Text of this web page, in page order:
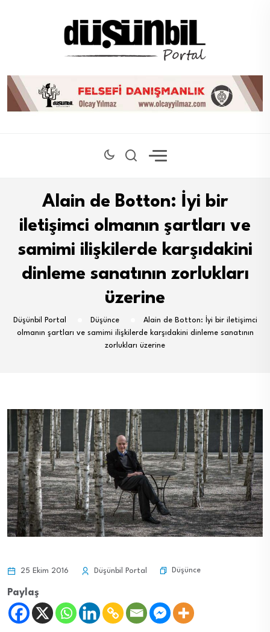
Alain de Botton: İyi bir
iletişimci olmanın şartları ve
samimi ilişkilerde karşıdakini
dinleme sanatının zorlukları
üzerine
Düşünbil Portal Düşünce
Alain de Botton: İyi bir iletişimci
olmanın şartları ve samimi ilişkilerde karşıdakini dinleme sanatının
zorlukları üzerine
25 Ekim 2016 Düşünbil Portal Düşünce
Paylaş